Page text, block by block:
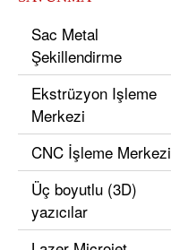
Sac Metal
Şekillendirme
Ekstrüzyon Işleme
Merkezi
CNC İşleme Merkezi
Üç boyutlu (3D)
yazıcılar